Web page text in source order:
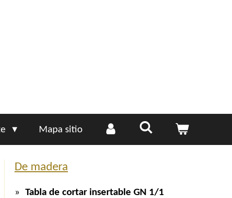
Mapa sitio
De madera
Tabla de cortar insertable GN 1/1